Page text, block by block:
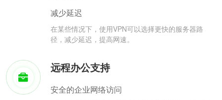
减少延迟
在某些情况下，使用VPN可以选择更快的服务器路
径，减少延迟，提高网速。
远程办公支持
安全的企业网络访问